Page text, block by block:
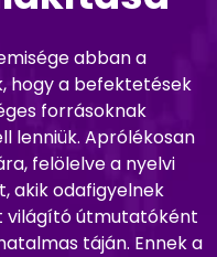
abban a
hogy a befektetések
forrásoknak
lenniük. Aprólékosan
felölelve a nyelvi
akik odafigyelnek
világító útmutatóként
táján. Ennek a